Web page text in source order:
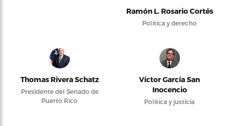
Ramón L. Rosario Cortés
Política y derecho
Thomas Rivera Schatz
Presidente del Senado de
Puerto Rico
Víctor García San
Inocencio
Política y justicia